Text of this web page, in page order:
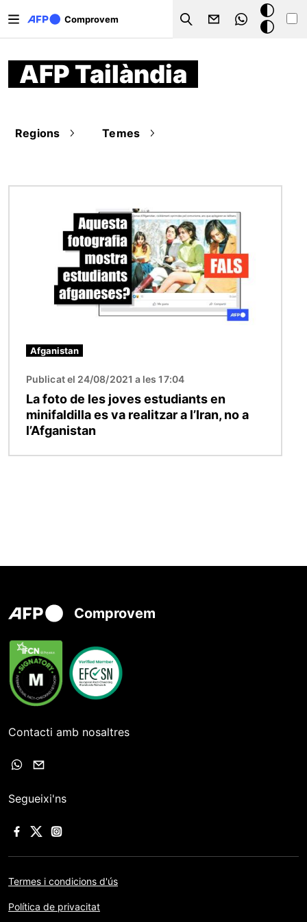
Comprovem
Search
Mode
fosc
AFP Tailàndia
Regions Temes
Afganistan
Publicat el 24/08/2021 a les 17:04
La foto de les joves estudiants en
minifaldilla es va realitzar a l’Iran, no a
l’Afganistan
Comprovem
Contacti amb nosaltres
Segueixi'ns
Termes i condicions d'ús
Política de privacitat